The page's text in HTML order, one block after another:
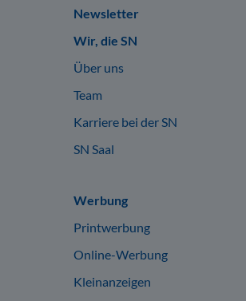
Newsletter
Wir, die SN
Über uns
Team
Karriere bei der SN
SN Saal
Werbung
Printwerbung
Online-Werbung
Kleinanzeigen